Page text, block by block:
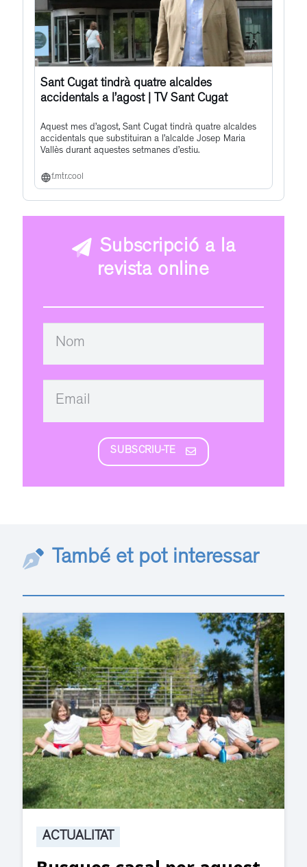
Sant Cugat tindrà quatre alcaldes
accidentals a l’agost | TV Sant Cugat
Aquest mes d’agost, Sant Cugat tindrà quatre alcaldes
accidentals que substituiran a l’alcalde Josep Maria
Vallès durant aquestes setmanes d’estiu.
f.mtr.cool
Subscripció a la
revista online
SUBSCRIU-TE
També et pot interessar
ACTUALITAT